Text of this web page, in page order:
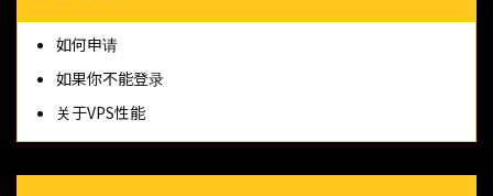
如何申请
如果你不能登录
关于VPS性能